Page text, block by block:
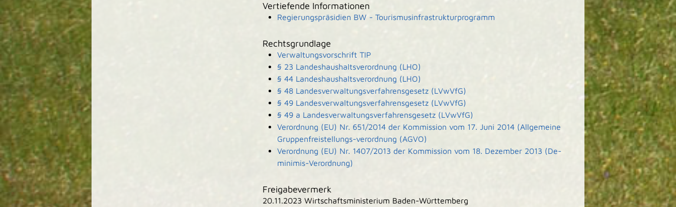
Vertiefende Informationen
Regierungspräsidien BW - Tourismusinfrastrukturprogramm
Rechtsgrundlage
Verwaltungsvorschrift TIP
§ 23 Landeshaushaltsverordnung (LHO)
§ 44 Landeshaushaltsverordnung (LHO)
§ 48 Landesverwaltungsverfahrensgesetz (LVwVfG)
§ 49 Landesverwaltungsverfahrensgesetz (LVwVfG)
§ 49 a Landesverwaltungsverfahrensgesetz (LVwVfG)
Verordnung (EU) Nr. 651/2014 der Kommission vom 17. Juni 2014 (Allgemeine
Gruppenfreistellungs-verordnung (AGVO)
Verordnung (EU) Nr. 1407/2013 der Kommission vom 18. Dezember 2013 (De-
minimis-Verordnung)
Freigabevermerk
20.11.2023 Wirtschaftsministerium Baden-Württemberg